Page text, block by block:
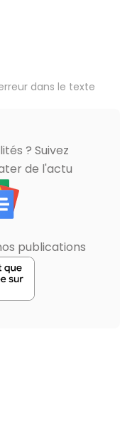
dans le texte
? Suivez
de l'actu
publications